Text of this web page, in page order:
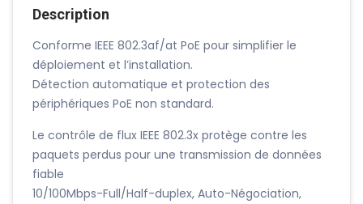
0812
Description
Conforme IEEE 802.3af/at PoE pour simplifier le
déploiement et l’installation.
Détection automatique et protection des
périphériques PoE non standard.
Le contrôle de flux IEEE 802.3x protège contre les
paquets perdus pour une transmission de données
fiable
10/100Mbps-Full/Half-duplex, Auto-Négociation,